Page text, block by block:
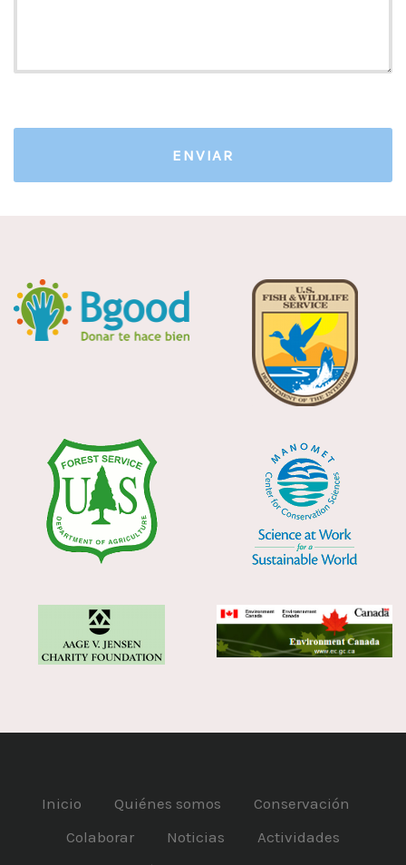
ENVIAR
Inicio Quiénes somos
Conservación
Colaborar
Noticias
Actividades